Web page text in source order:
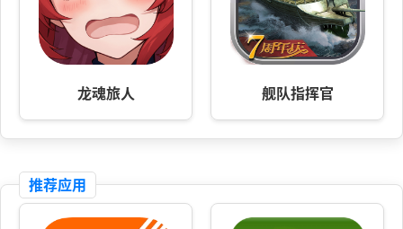
龙魂旅人 舰队指挥官
推荐应用